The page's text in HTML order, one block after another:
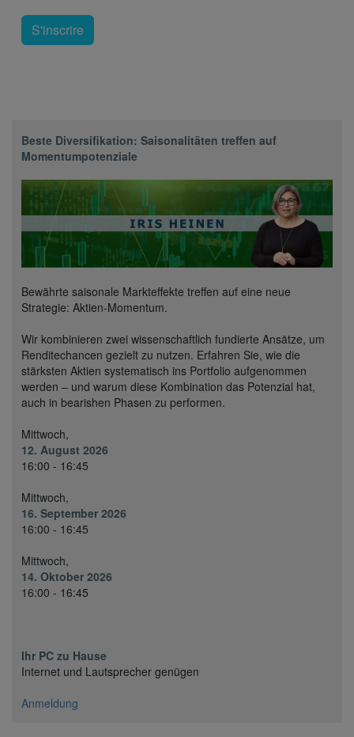
S'inscrire
Beste Diversifikation: Saisonalitäten treffen auf
Momentumpotenziale
Bewährte saisonale Markteffekte treffen auf eine neue
Strategie: Aktien-Momentum.
Wir kombinieren zwei wissenschaftlich fundierte Ansätze, um
Renditechancen gezielt zu nutzen. Erfahren Sie, wie die
stärksten Aktien systematisch ins Portfolio aufgenommen
werden – und warum diese Kombination das Potenzial hat,
auch in bearishen Phasen zu performen.
Mittwoch,
12. August 2026
16:00 - 16:45
Mittwoch,
16. September 2026
16:00 - 16:45
Mittwoch,
14. Oktober 2026
16:00 - 16:45
Ihr PC zu Hause
Internet und Lautsprecher genügen
Anmeldung